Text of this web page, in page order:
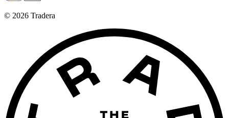
© 2026 Tradera